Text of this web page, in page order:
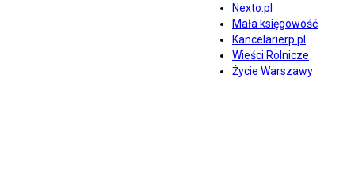
Nexto.pl
Mała księgowość
Kancelarierp.pl
Wieści Rolnicze
Życie Warszawy